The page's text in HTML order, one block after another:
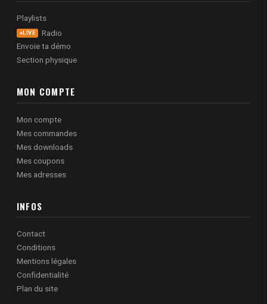
Playlists
LIVE
Radio
Envoie ta démo
Section physique
MON COMPTE
Mon compte
Mes commandes
Mes downloads
Mes coupons
Mes adresses
INFOS
Contact
Conditions
Mentions légales
Confidentialité
Plan du site